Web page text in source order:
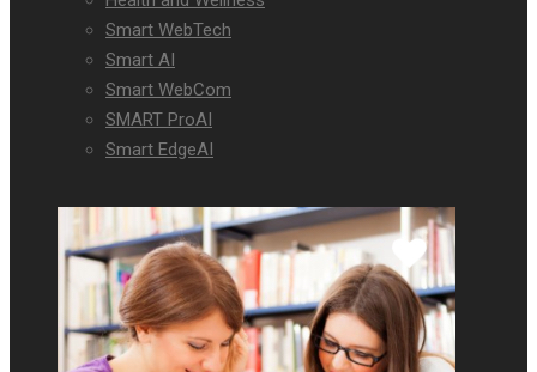
Smart WebTech
Smart AI
Smart WebCom
SMART ProAI
Smart EdgeAI